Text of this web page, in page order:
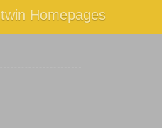
twin Homepages